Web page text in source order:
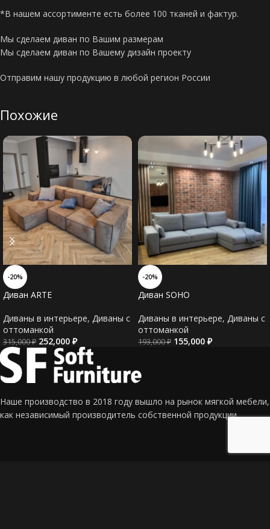
*В нашем ассортименте есть более 100 тканей и фактур.
Мы сделаем диван по Вашим размерам
Мы сделаем диван по Вашему дизайн проекту
Отправим нашу продукцию в любой регион России
Похожие
-20%
Диван ARTE
Диваны в интерьере, Диваны c
оттоманкой
315,000₽ 252,000 ₽
-20%
Диван SOHO
Диваны в интерьере, Диваны c
оттоманкой
193,000₽ 155,000 ₽
Наше производство в 2018 году вышло на рынок мягкой мебели,
как независимый производитель собственной продукции.